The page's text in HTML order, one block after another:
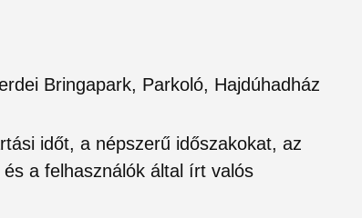
Bringapark, Parkoló, Hajdúhadház
időt, a népszerű időszakokat, az
a felhasználók által írt valós